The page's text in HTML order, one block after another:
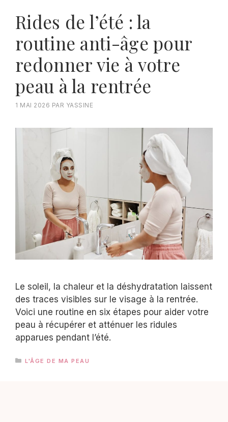
Rides de l’été : la
routine anti-âge pour
redonner vie à votre
peau à la rentrée
1 MAI 2026 PAR YASSINE
Le soleil, la chaleur et la déshydratation laissent
des traces visibles sur le visage à la rentrée.
Voici une routine en six étapes pour aider votre
peau à récupérer et atténuer les ridules
apparues pendant l’été.
CATÉGORIES
L'ÂGE DE MA PEAU